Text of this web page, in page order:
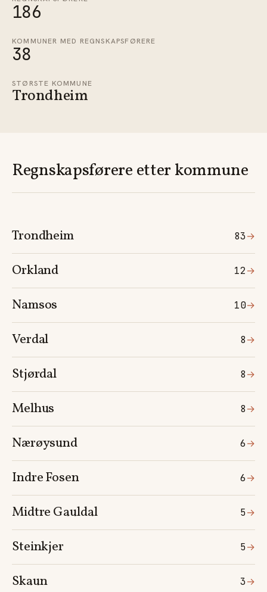
186
KOMMUNER MED REGNSKAPSFØRERE
38
STØRSTE KOMMUNE
Trondheim
Regnskapsførere etter kommune
Trondheim 83→
Orkland 12→
Namsos 10→
Verdal 8→
Stjørdal 8→
Melhus 8→
Nærøysund 6→
Indre Fosen 6→
Midtre Gauldal 5→
Steinkjer 5→
Skaun 3→